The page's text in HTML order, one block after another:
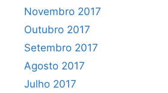
Novembro 2017
Outubro 2017
Setembro 2017
Agosto 2017
Julho 2017